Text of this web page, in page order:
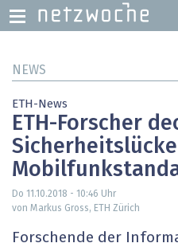
zumNEWS
ETH-News
ETH-Forscher
Do 11.10.2018 - 10:46 Uhr
von Markus Gross, ETH Zürich
Forschende der